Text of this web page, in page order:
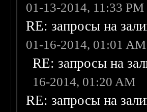
01-13-2014, 11:33 PM
RE: запросы на
01-16-2014, 01:01 AM
RE: запросы на
16-2014, 01:20 AM
RE: запросы на